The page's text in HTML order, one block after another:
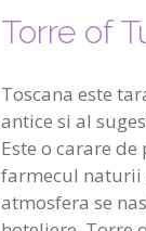
Torre of
Toscana este
antice si al
Este o carare
farmecul naturii
atmosfera se